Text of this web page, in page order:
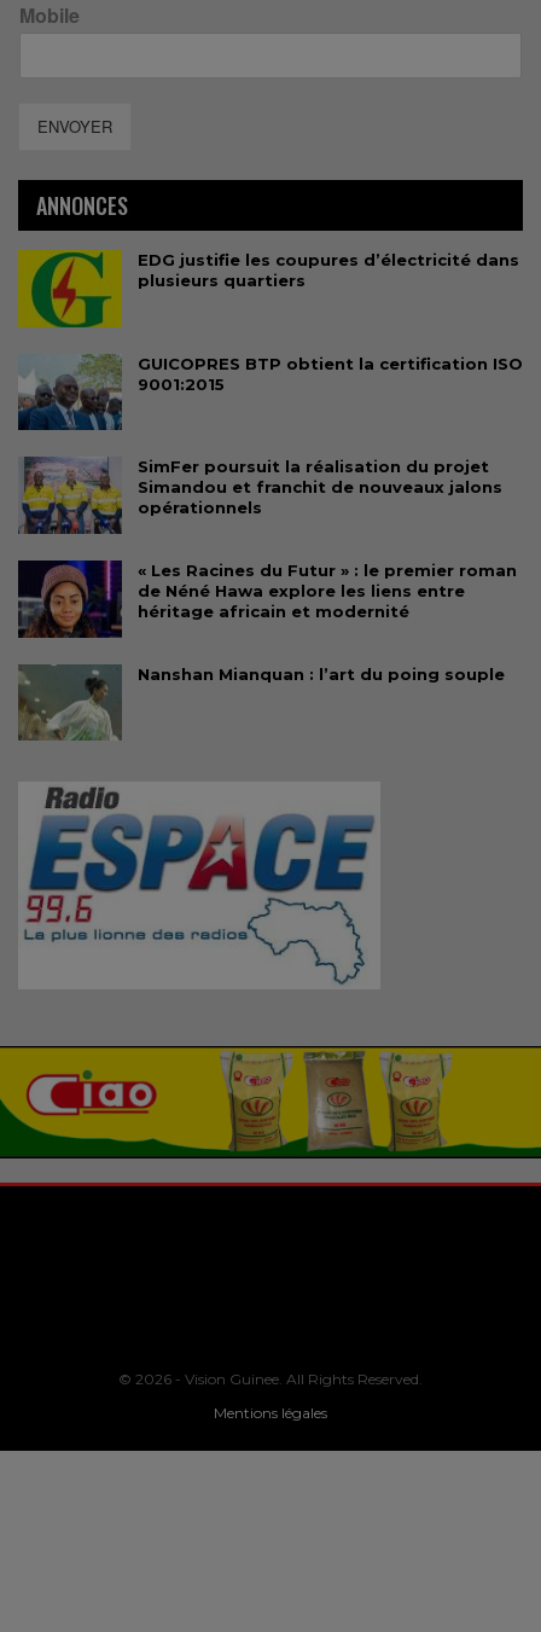
Mobile
ENVOYER
ANNONCES
EDG justifie les coupures d’électricité dans
plusieurs quartiers
GUICOPRES BTP obtient la certification ISO
9001:2015
SimFer poursuit la réalisation du projet
Simandou et franchit de nouveaux jalons
opérationnels
« Les Racines du Futur » : le premier roman
de Néné Hawa explore les liens entre
héritage africain et modernité
Nanshan Mianquan : l’art du poing souple
© 2026 - Vision Guinee. All Rights Reserved.
Mentions légales